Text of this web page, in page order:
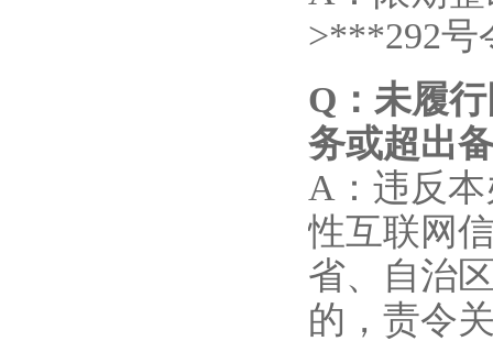
>***292号
Q ：未履
务或超出
A：违反
性互联网
省、自治
的，责令